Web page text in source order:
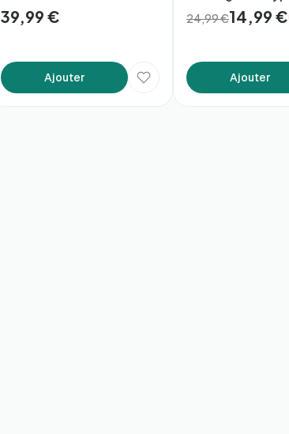
39,99 €
Ajouter
24,99 €14,99 €
Ajouter